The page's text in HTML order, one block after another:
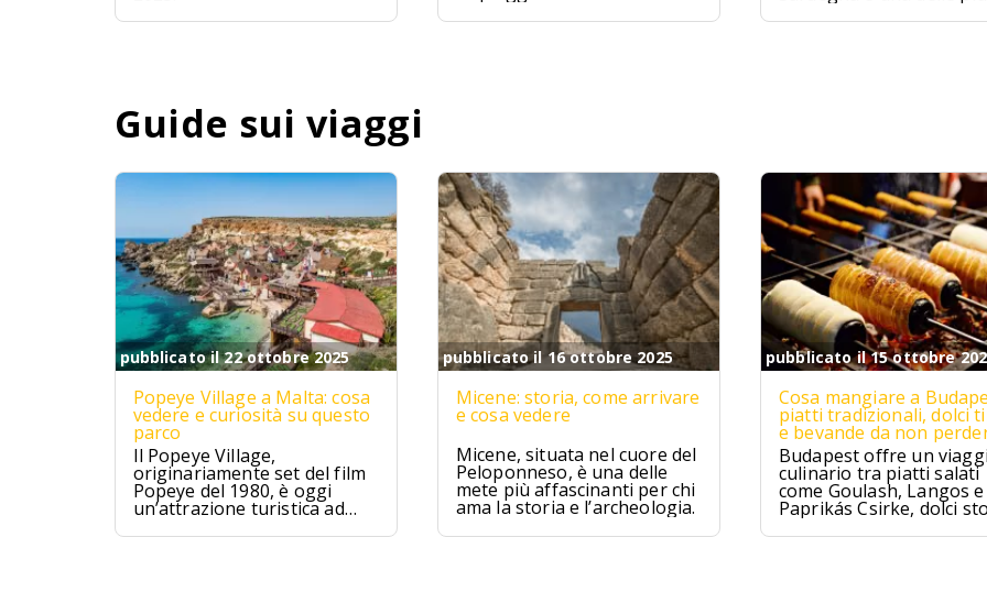
Maldive sono proprio
questo, un sogno che si
famose d'Italia. Situata
nell'Arcipelago della
Guide sui viaggi
pubblicato il 22 ottobre 2025
Popeye Village a Malta: cosa
vedere e curiosità su questo
parco
Il Popeye Village,
originariamente set del film
Popeye del 1980, è oggi
un’attrazione turistica ad
pubblicato il 16 ottobre 2025
Micene: storia, come arrivare
e cosa vedere
Micene, situata nel cuore del
Peloponneso, è una delle
mete più affascinanti per chi
ama la storia e l’archeologia.
pubblicato il 15 ottobre
Cosa mangiare a
piatti tradizionali, dolci
e bevande da non
Budapest offre un
culinario tra piatti salati
come Goulash, Langos e
Paprikás Csirke, dolci
come Dobos Torte e
Kürtőskalács, e distillati